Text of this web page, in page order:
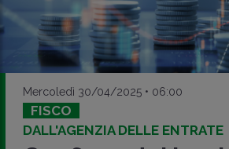
Mercoledì 30/04/2025 • 06:00
FISCO
DALL'AGENZIA DELLE ENTRATE